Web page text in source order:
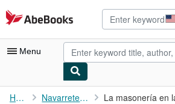
Skip to main content
AbeBooks.com
Menu
My Account
Home Navarrete, Félix